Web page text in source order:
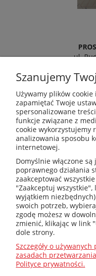
ul.
Szanujemy
Używamy plików
zapamiętać Twoje
spersonalizowane
funkcje związane z
cookie wykorzystujemy
analizowania sposobu
internetowej.
Domyślnie włączone
poprawnego działania
zaakceptować
"Zaakceptuj
wyjątkiem
swoich potrzeb,
zgodę możesz w
zmienić, klikając w link
dole strony.
Szczegóły o
zasadach
Polityce prywatności.